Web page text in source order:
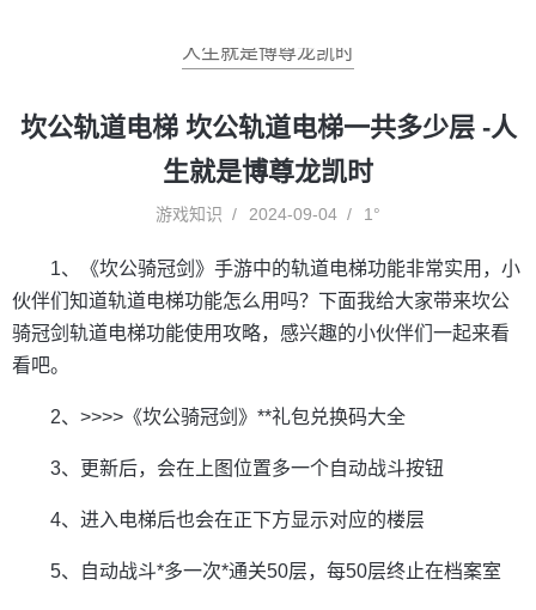
人生就是博尊龙凯时
坎公轨道电梯 坎公轨道电梯一共多少层 -人
生就是博尊龙凯时
游戏知识 2024-09-04 1°
1、《坎公骑冠剑》手游中的轨道电梯功能非常实用，小
伙伴们知道轨道电梯功能怎么用吗？下面我给大家带来坎公
骑冠剑轨道电梯功能使用攻略，感兴趣的小伙伴们一起来看
看吧。
2、>>>>《坎公骑冠剑》**礼包兑换码大全
3、更新后，会在上图位置多一个自动战斗按钮
4、进入电梯后也会在正下方显示对应的楼层
5、自动战斗*多一次*通关50层，每50层终止在档案室